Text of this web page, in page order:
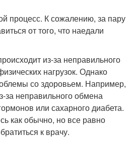
процесс. К сожалению, за пару
от того, что наедали
из-за неправильного
нагрузок. Однако
со здоровьем. Например,
за неправильного обмена
или сахарного диабета.
как обычно, но все равно
к врачу.